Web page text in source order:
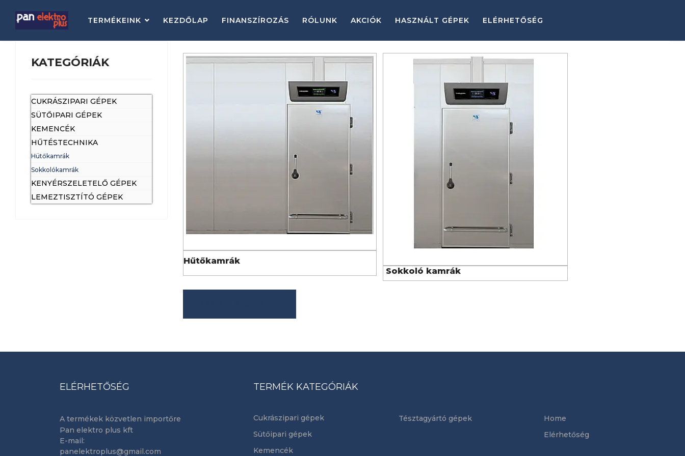
TERMÉKEINK KEZDŐLAP FINANSZÍROZÁS RÓLUNK AKCIÓK HASZNÁLT GÉPEK ELÉRHETŐSÉG
KATEGÓRIÁK
CUKRÁSZIPARI GÉPEK
SÜTŐIPARI GÉPEK
KEMENCÉK
HŰTÉSTECHNIKA
Hütőkamrák
Sokkolókamrák
KENYÉRSZELETELŐ GÉPEK
LEMEZTISZTÍTÓ GÉPEK
Hűtőkamrák
Sokkoló kamrák
ELÉRHETŐSÉG
A termékek közvetlen importőre
Pan elektro plus kft
E-mail:
panelektroplus@gmail.com
TERMÉK KATEGÓRIÁK
Cukrászipari gépek
Sütőipari gépek
Kemencék
Tésztagyártó gépek
Home
Elérhetőség